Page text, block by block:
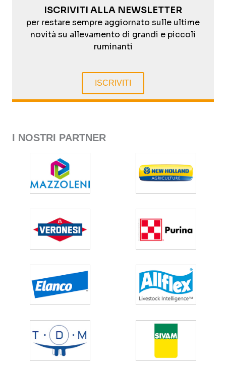
ISCRIVITI ALLA NEWSLETTER
per restare sempre aggiornato sulle ultime
novità su allevamento di grandi e piccoli
ruminanti
ISCRIVITI
I NOSTRI PARTNER